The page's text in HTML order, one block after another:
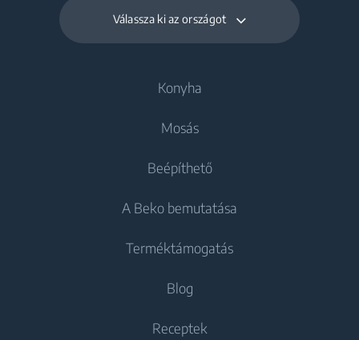
Válassza ki az országot
Konyha
Hűtőszekrények
Fagyasztók
Beépíthető kombinált hűtőszekrények
Sütés-Főzés
Mosás
Mosógépek
Szabadonálló mosógépek
Mosó-szárítógépek
Szabadonálló mosó-szárítógépek
Szárítógépek
Beépíthető
Beépíthető hűtőszekrények
Beépíthető kombinált hűtőszekrények
Sütés-Főzés
A Beko bemutatása
About Beko
Terméktámogatás
Blog
Receptek